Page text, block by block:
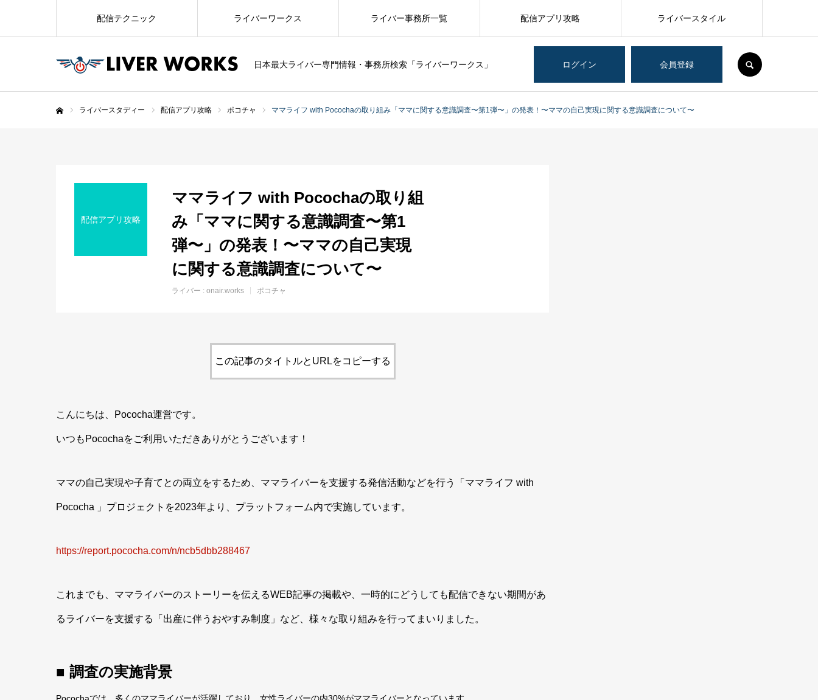
日本最大ライバー専門情報・事務所検索「ライバーワークス」 ログイン 会員登録
配信テクニック ライバーワークス ライバー事務所一覧 配信アプリ攻略 ライバースタイル
ライバースタディー 配信アプリ攻略 ポコチャ ママライフ with Pocochaの取り組み「ママに関する意識調査〜第1弾〜」の発表！〜ママの自己実現に関する意識調査について〜
配信アプリ攻略
ママライフ with Pocochaの取り組
み「ママに関する意識調査〜第1
弾〜」の発表！〜ママの自己実現
に関する意識調査について〜
ライバー : onair.works ポコチャ
この記事のタイトルとURLをコピーする
こんにちは、Pococha運営です。
いつもPocochaをご利用いただきありがとうございます！
ママの自己実現や子育てとの両立をするため、ママライバーを支援する発信活動などを行う「ママライフ with
Pococha 」プロジェクトを2023年より、プラットフォーム内で実施しています。
https://report.pococha.com/n/ncb5dbb288467
これまでも、ママライバーのストーリーを伝えるWEB記事の掲載や、一時的にどうしても配信できない期間があ
るライバーを支援する「出産に伴うおやすみ制度」など、様々な取り組みを行ってまいりました。
■ 調査の実施背景